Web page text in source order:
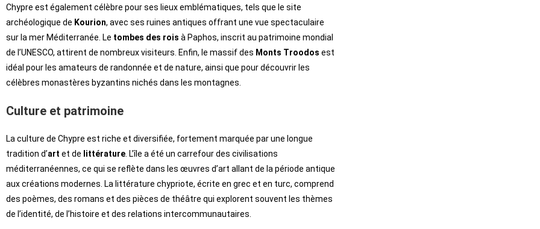
Chypre est également célèbre pour ses lieux emblématiques, tels que le site
archéologique de Kourion, avec ses ruines antiques offrant une vue spectaculaire
sur la mer Méditerranée. Le tombes des rois à Paphos, inscrit au patrimoine mondial
de l’UNESCO, attirent de nombreux visiteurs. Enfin, le massif des Monts Troodos est
idéal pour les amateurs de randonnée et de nature, ainsi que pour découvrir les
célèbres monastères byzantins nichés dans les montagnes.
Culture et patrimoine
La culture de Chypre est riche et diversifiée, fortement marquée par une longue
tradition d’art et de littérature . L’île a été un carrefour des civilisations
méditerranéennes, ce qui se reflète dans les œuvres d’art allant de la période antique
aux créations modernes. La littérature chypriote, écrite en grec et en turc, comprend
des poèmes, des romans et des pièces de théâtre qui explorent souvent les thèmes
de l’identité, de l’histoire et des relations intercommunautaires.